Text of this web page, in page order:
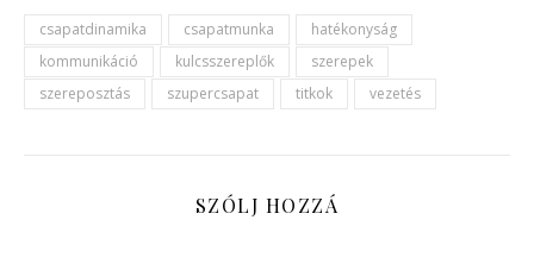
csapatdinamika csapatmunka
hatékonyság
kommunikáció
kulcsszereplők
szerepek
szereposztás
szupercsapat titkok vezetés
SZÓLJ HOZZÁ